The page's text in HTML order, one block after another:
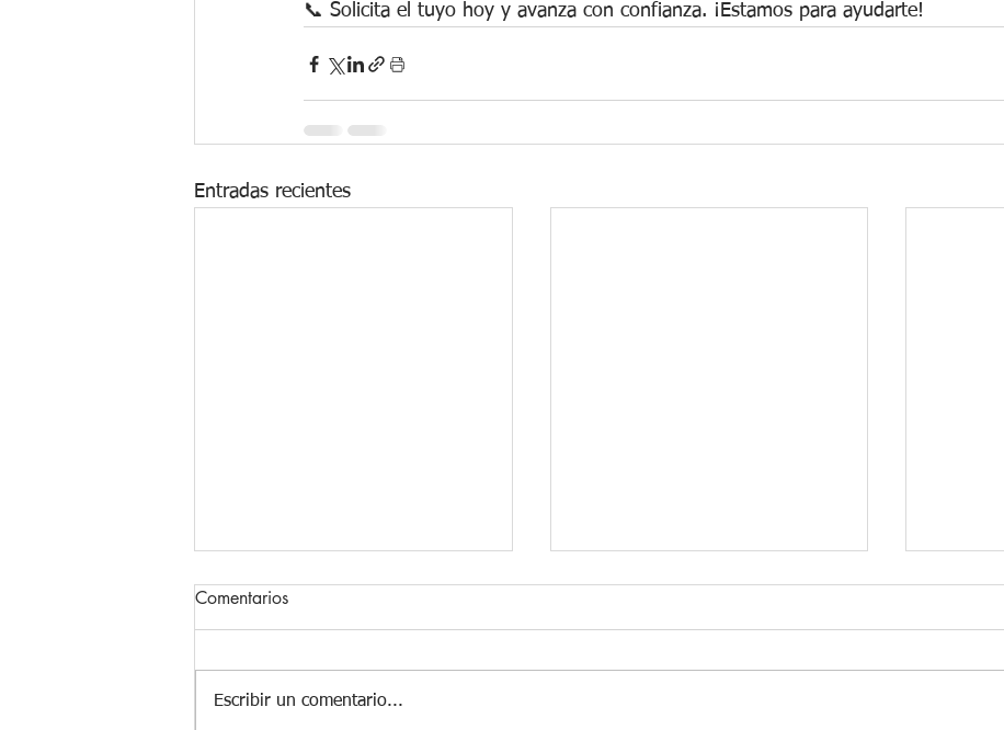
📞 Solicita el tuyo hoy y avanza con confianza. ¡Estamos para ayudarte!
Entradas recientes
Comentarios
Escribir un comentario...